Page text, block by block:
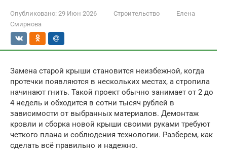
Опубликовано: 29 Июн 2026 Строительство
Елена
Смирнова
Замена старой крыши становится неизбежной, когда
протечки появляются в нескольких местах, а стропила
начинают гнить. Такой проект обычно занимает от 2 до
4 недель и обходится в сотни тысяч рублей в
зависимости от выбранных материалов. Демонтаж
кровли и сборка новой крыши своими руками требуют
четкого плана и соблюдения технологии. Разберем, как
сделать всё правильно и надежно.